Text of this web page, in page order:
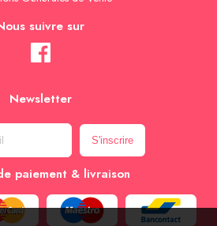
suivre sur
Newsletter
paiement & livraison